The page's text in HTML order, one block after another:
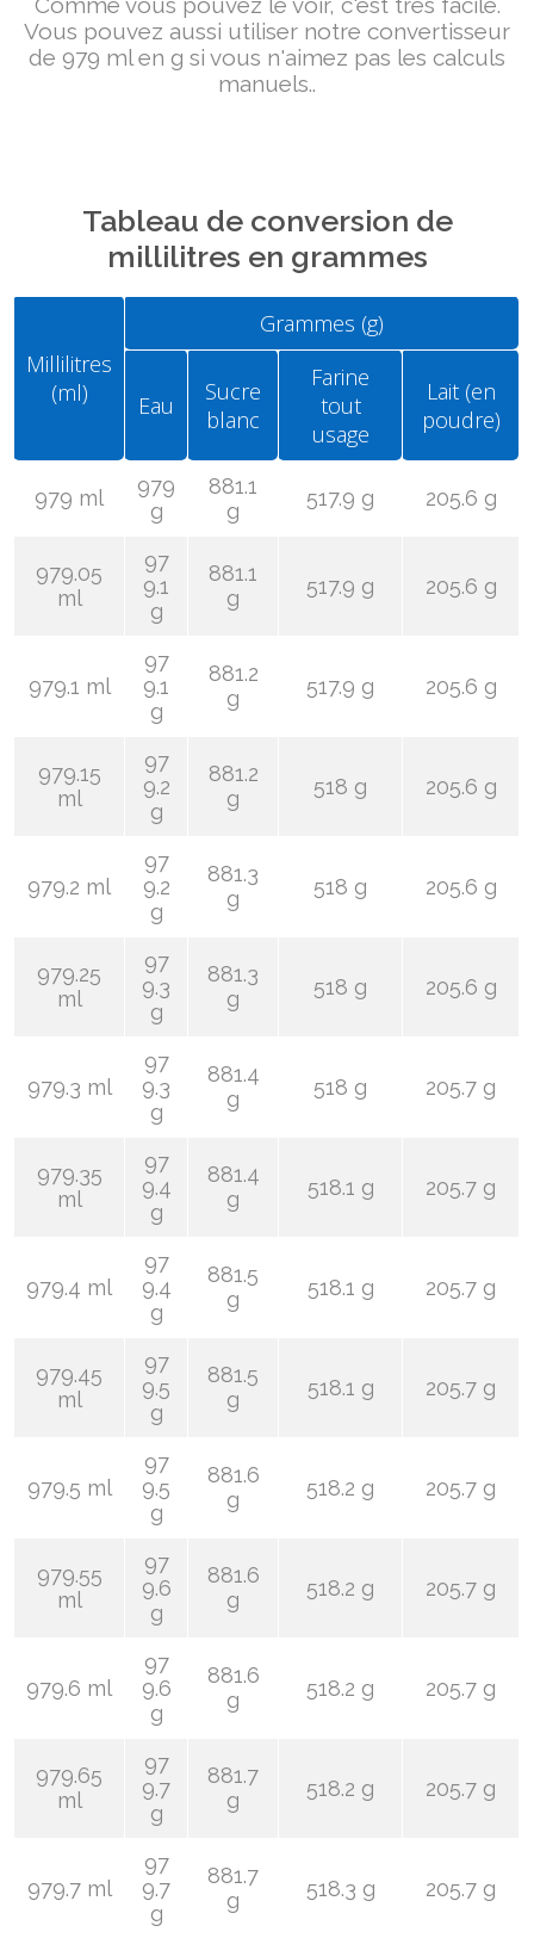
Vous pouvez aussi utiliser notre convertisseur
de 979 ml en g si vous n'aimez pas les calculs
manuels..
Tableau de conversion de
millilitres en grammes
Millilitres
(ml)
Grammes (g)
Eau
Sucre
blanc
Farine
tout
usage
Lait (en
poudre)
979 ml
979
g
881.1
g
517.9 g 205.6 g
979.05
ml
97
9.1
g
881.1
g
517.9 g 205.6 g
979.1 ml
97
9.1
g
881.2
g
517.9 g 205.6 g
979.15
ml
97
9.2
g
881.2
g
518 g 205.6 g
979.2 ml
97
9.2
g
881.3
g
518 g 205.6 g
979.25
ml
97
9.3
g
881.3
g
518 g 205.6 g
979.3 ml
97
9.3
g
881.4
g
518 g 205.7 g
979.35
ml
97
9.4
g
881.4
g
518.1 g 205.7 g
979.4 ml
97
9.4
g
881.5
g
518.1 g 205.7 g
979.45
ml
97
9.5
g
881.5
g
518.1 g 205.7 g
979.5 ml
97
9.5
g
881.6
g
518.2 g 205.7 g
979.55
ml
97
9.6
g
881.6
g
518.2 g 205.7 g
979.6 ml
97
9.6
g
881.6
g
518.2 g 205.7 g
979.65
ml
97
9.7
g
881.7
g
518.2 g 205.7 g
979.7 ml
97
9.7
g
881.7
g
518.3 g 205.7 g